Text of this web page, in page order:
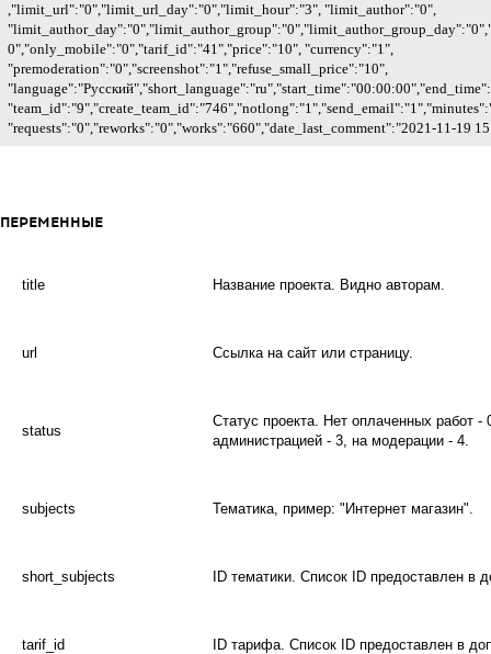
,"limit_url":"0","limit_url_day":"0","limit_hour":"3", "limit_author":"0",
0","only_mobile":"0","tarif_id":"41","price":"10", "currency":"1",
"premoderation":"0","screenshot":"1","refuse_small_price":"10",
"requests":"0","reworks":"0","works":"660","date_last_comment":"2021-11-19
ПЕРЕМЕННЫЕ
title Название проекта. Видно авторам.
url Ссылка на сайт или страницу.
status
Статус проекта. Нет оплаченных работ
администрацией - 3, на модерации - 4.
subjects Тематика, пример: "Интернет магазин".
short_subjects ID тематики. Список ID предоставлен в
tarif_id ID тарифа. Список ID предоставлен в